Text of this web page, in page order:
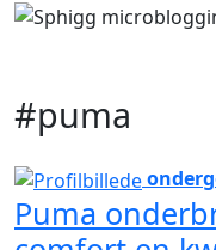
#puma
Puma